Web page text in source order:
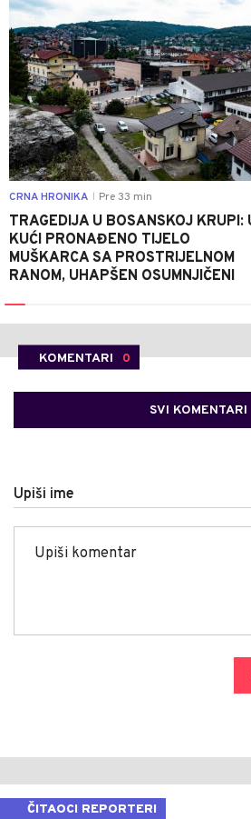
CRNA HRONIKA Pre 33 min
TRAGEDIJA U BOSANSKOJ KRUPI:
KUĆI PRONAĐENO TIJELO
MUŠKARCA SA PROSTRIJELNOM
RANOM, UHAPŠEN OSUMNJIČENI
KOMENTARI 0
SVI KOMENTARI
Upiši ime
ČITAOCI REPORTERI